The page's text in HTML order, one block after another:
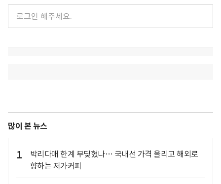
많이 본 뉴스
1
박리다매 한계 부딪혔나… 국내선 가격 올리고 해외로
향하는 저가커피